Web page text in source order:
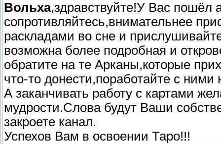
Вольха,здравствуйте!У Вас пошёл
сопротивляйтесь,внимательнее
раскладами во сне и
возможна более подробная и
обратите на те Арканы,которые
что-то донести,поработайте с ними
А заканчивать работу с картами
мудрости.Слова будут Ваши
закроете канал.
Успехов Вам в освоении Таро!!!